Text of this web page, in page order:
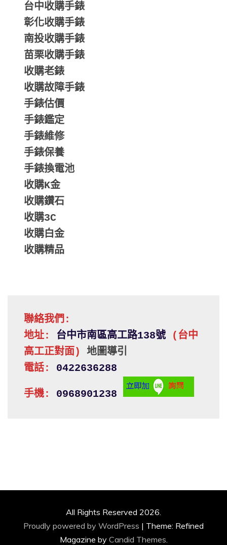
台中收購手錶
彰化收購手錶
南投收購手錶
苗栗收購手錶
收購老錶
收購故障手錶
手錶估價
手錶鑑定
手錶維修
手錶保養
手錶換電池
收購K金
收購鑽石
收購3C
收購白金
收購精品
聯絡我們:
地址: 台中市南區高工路138號
(台中
高工正對面)
地圖導引
電話:
0422636288
手機: 0968901238
All Rights Reserved 2026.
Proudly powered by WordPress | Theme: Refined
Magazine by Candid Themes